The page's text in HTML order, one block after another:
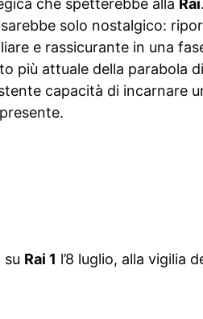
che spetterebbe alla Rai
solo nostalgico:
e rassicurante in una
più attuale della parabola di
capacità di incarnare
su Rai 1 l’8 luglio, alla vigilia